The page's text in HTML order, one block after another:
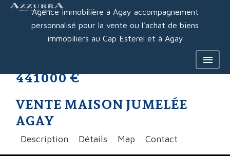
Agence immobilière à Agay accompagnement
personnalisé pour la vente ou l'achat de biens
immobiliers au Cap Esterel et à Agay
VENTE MAISON JUMELÉE
AGAY
441 000 €
Description Détails Map Contact